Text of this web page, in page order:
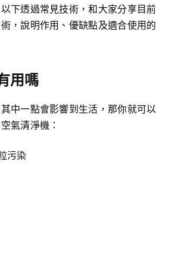
下透過常見技術，和大家分享目前
，說明作用、優缺點及適合使用的
用嗎
中一點會影響到生活，那你就可以
氣清淨機：
污染